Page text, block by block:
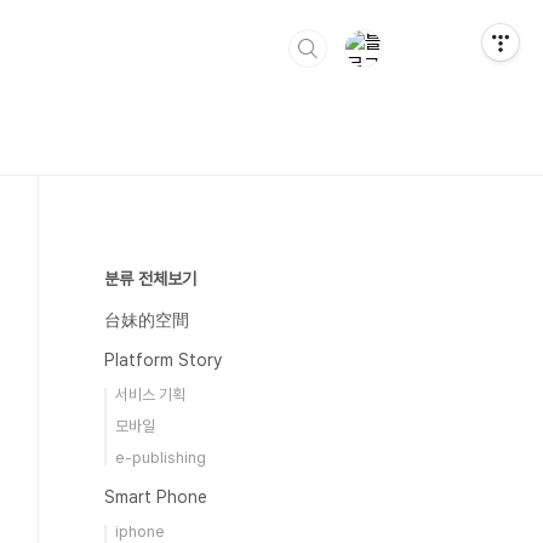
분류 전체보기
台妹的空間
Platform Story
서비스 기획
모바일
e-publishing
Smart Phone
iphone